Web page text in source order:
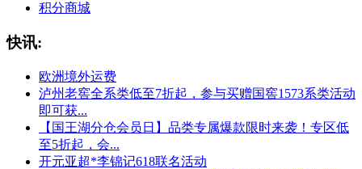
积分商城
快讯:
欧洲境外运费
泸州老窖全系类低至7折起，参与买赠国窖1573系类活动
即可获...
【国王湖分仓会员日】品类专属爆款限时来袭！专区低
至5折起，会...
开元亚超*李锦记618联名活动